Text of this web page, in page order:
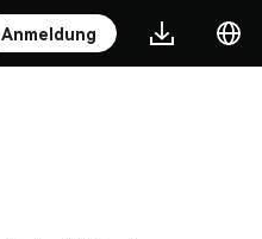
Anmeldung